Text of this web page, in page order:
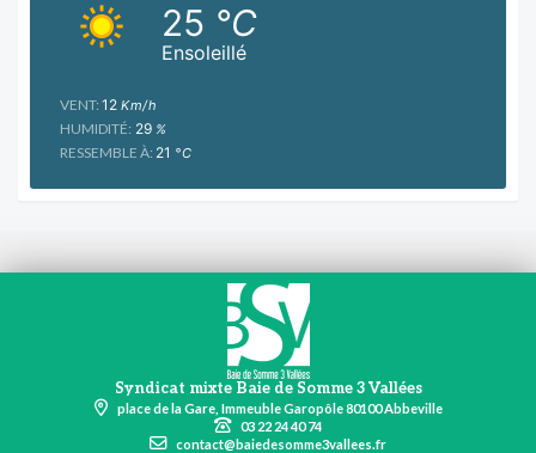
Ensoleillé
25 °C
VENT: 12 Km/h
HUMIDITÉ: 29 %
RESSEMBLE À: 21 °C
Syndicat mixte Baie de Somme 3 Vallées
place de la Gare, Immeuble Garopôle 80100 Abbeville
03 22 24 40 74
contact@baiedesomme3vallees.fr